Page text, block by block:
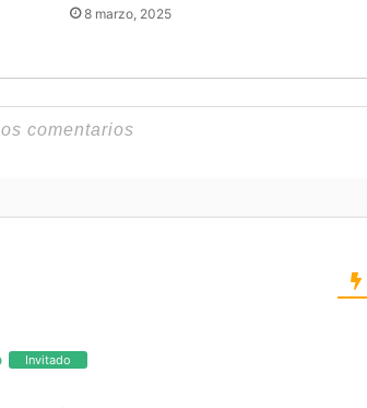
8 marzo, 2025
Invitado